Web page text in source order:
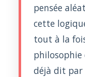
pensée
cette
tout à la
philosophie
déjà dit par